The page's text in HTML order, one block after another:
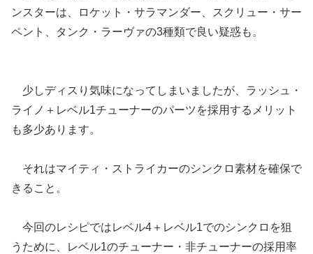
ンスターは、ロケット・サラマンダー、スクリュー・サー
ペント、タンク・ラーヴァの3種類で良い疑惑も。
少しディスり気味になってしまいましたが、ラッシュ・
ライノ＋レベル1チューナーのパーツを採用するメリット
も多少あります。
それはマイティ・ストライカーのシンクロ素材を確保で
きること。
今回のレシピではレベル4＋レベル1でのシンクロを狙
うために、レベル1のチューナー・非チューナーの採用率